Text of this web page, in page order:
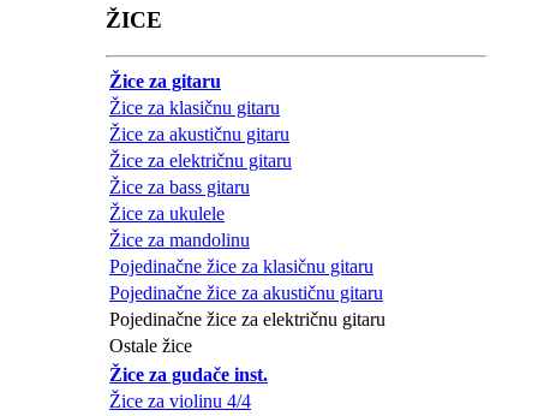
ŽICE
Žice za gitaru
Žice za klasičnu gitaru
Žice za akustičnu gitaru
Žice za električnu gitaru
Žice za bass gitaru
Žice za ukulele
Žice za mandolinu
Pojedinačne žice za klasičnu gitaru
Pojedinačne žice za akustičnu gitaru
Pojedinačne žice za električnu gitaru
Ostale žice
Žice za gudače inst.
Žice za violinu 4/4